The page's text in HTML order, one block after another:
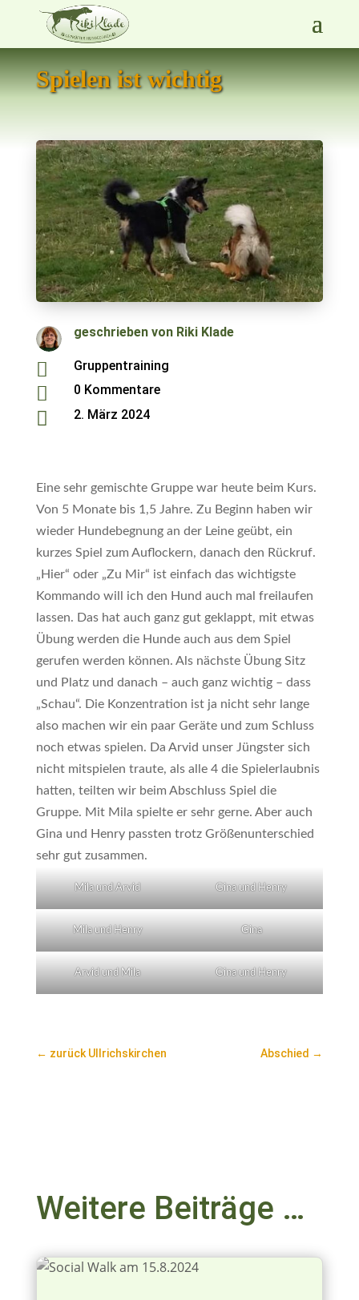
Spielen ist wichtig
geschrieben von Riki Klade
 Gruppentraining
 0 Kommentare
 2. März 2024
Eine sehr gemischte Gruppe war heute beim Kurs.
Von 5 Monate bis 1,5 Jahre. Zu Beginn haben wir
wieder Hundebegnung an der Leine geübt, ein
kurzes Spiel zum Auflockern, danach den Rückruf.
„Hier“ oder „Zu Mir“ ist einfach das wichtigste
Kommando will ich den Hund auch mal freilaufen
lassen. Das hat auch ganz gut geklappt, mit etwas
Übung werden die Hunde auch aus dem Spiel
gerufen werden können. Als nächste Übung Sitz
und Platz und danach – auch ganz wichtig – dass
„Schau“. Die Konzentration ist ja nicht sehr lange
also machen wir ein paar Geräte und zum Schluss
noch etwas spielen. Da Arvid unser Jüngster sich
nicht mitspielen traute, als alle 4 die Spielerlaubnis
hatten, teilten wir beim Abschluss Spiel die
Gruppe. Mit Mila spielte er sehr gerne. Aber auch
Gina und Henry passten trotz Größenunterschied
sehr gut zusammen.
Mila und Arvid Gina und Henry
Mila und Henry Gina
Arvid und Mila Gina und Henry
← zurück Ullrichskirchen Abschied →
Weitere Beiträge …